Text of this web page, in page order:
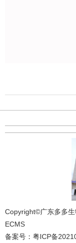
Copyright©广东多多
ECMS
备案号： 粤ICP备